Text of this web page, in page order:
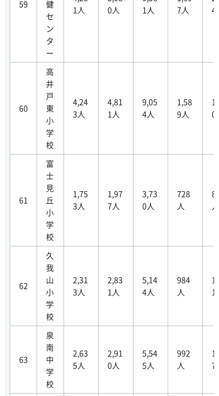
59
健
セ
ン
タ
ー
1人
0人
1人
7人
4
60
高
井
戸
東
小
学
校
4,24
3人
4,81
1人
9,05
4人
1,58
9人
0
61
富
士
見
丘
小
学
校
1,75
3人
1,97
7人
3,73
0人
728
人
人
62
久
我
山
小
学
校
2,31
3人
2,83
1人
5,14
4人
984
人
1
63
泉
南
中
学
校
2,63
5人
2,91
0人
5,54
5人
992
人
7